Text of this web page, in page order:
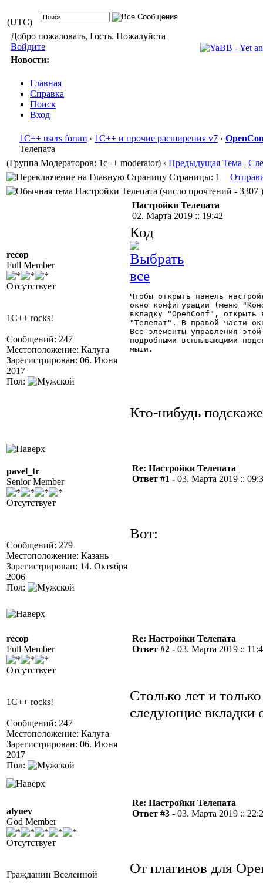
(UTC)
Добро пожаловать, Гость. Пожалуйста
Войдите
Новости:
Главная
Справка
Поиск
Вход
1С++ users forum › 1С++ и прочие расширения v7 ›
Телепата
(Группа Модераторов: 1c++ moderator) ‹ Предыдущая Тема |
Страницы: 1
Настройки Телепата (число прочтений - 3307 )
recop
Full Member
Отсутствует
1C++ rocks!
Сообщений: 247
Местоположение: Калуга
Зарегистрирован: 06. Июня
2017
Пол:
Настройки Телепата
02. Марта 2019 :: 19:42
Код
Чтобы открыть панель
окно конфигурации (меню
вкладку "OpenConf", открыть
"Телепат". В правой части
Все элементы управления
подробными всплывающими
мыши.
Кто-нибудь
pavel_tr
Senior Member
Отсутствует
Сообщений: 279
Местоположение: Казань
Зарегистрирован: 14. Октября
2006
Пол:
Re: Настройки Телепата
Ответ #1 - 03. Марта 2019 ::
Вот:
recop
Full Member
Отсутствует
1C++ rocks!
Сообщений: 247
Местоположение: Калуга
Зарегистрирован: 06. Июня
2017
Пол:
Re: Настройки Телепата
Ответ #2 - 03. Марта 2019 ::
Столько лет и
следующие вкладки
alyuev
God Member
Отсутствует
Гражданин Вселенной
Re: Настройки Телепата
Ответ #3 - 03. Марта 2019 ::
От плагинов для